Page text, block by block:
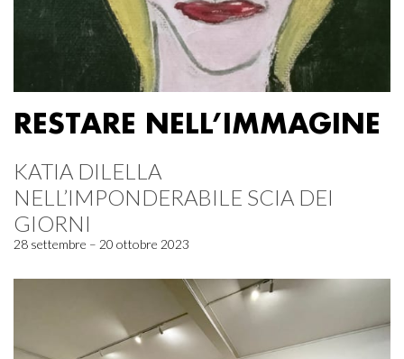
RESTARE NELL’IMMAGINE
KATIA DILELLA
NELL’IMPONDERABILE SCIA DEI
GIORNI
28 settembre – 20 ottobre 2023